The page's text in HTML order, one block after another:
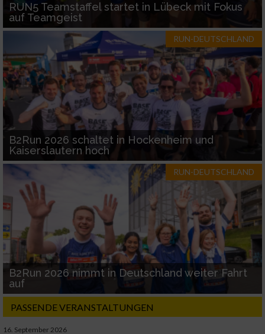
RUN5 Teamstaffel startet in Lübeck mit Fokus
auf Teamgeist
RUN-DEUTSCHLAND
B2Run 2026 schaltet in Hockenheim und
Kaiserslautern hoch
RUN-DEUTSCHLAND
B2Run 2026 nimmt in Deutschland weiter Fahrt
auf
PASSENDE VERANSTALTUNGEN
16. September 2026